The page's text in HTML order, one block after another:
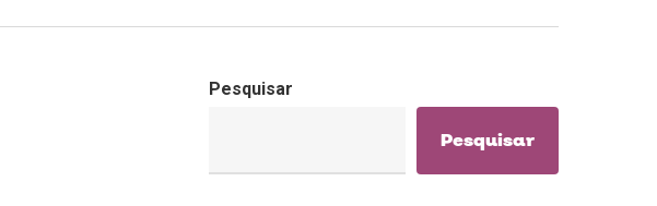
Pesquisar
Pesquisar